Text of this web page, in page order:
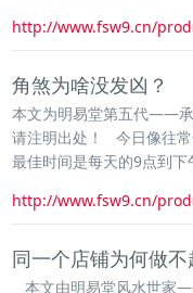
http://www.fsw9.cn/
角煞为啥没发凶？
本文为明易堂第五代——
请注明出处！ 今日像往
最佳时间是每天的9点到
http://www.fsw9.cn/
同一个店铺为何做不
本文由明易堂风水世家